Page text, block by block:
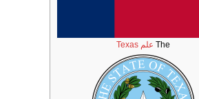
The علم Texas